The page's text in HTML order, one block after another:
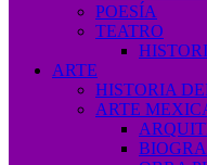
POESÍA
TEATRO
ARTE
HISTORIA
ARTE